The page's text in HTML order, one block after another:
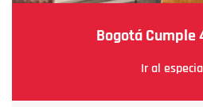
Bogotá Cumple
Ir al